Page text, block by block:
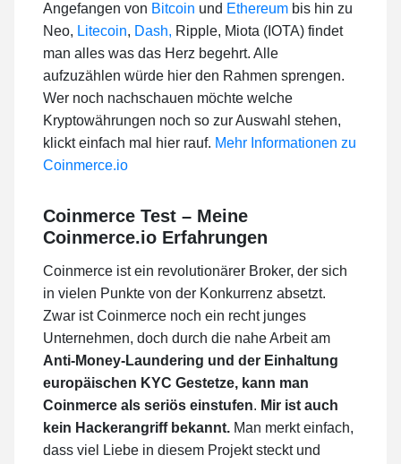
Angefangen von Bitcoin und Ethereum bis hin zu
Neo, Litecoin, Dash, Ripple, Miota (IOTA) findet
man alles was das Herz begehrt. Alle
aufzuzählen würde hier den Rahmen sprengen.
Wer noch nachschauen möchte welche
Kryptowährungen noch so zur Auswahl stehen,
klickt einfach mal hier rauf. Mehr Informationen zu
Coinmerce.io
Coinmerce Test – Meine
Coinmerce.io Erfahrungen
Coinmerce ist ein revolutionärer Broker, der sich
in vielen Punkte von der Konkurrenz absetzt.
Zwar ist Coinmerce noch ein recht junges
Unternehmen, doch durch die nahe Arbeit am
Anti-Money-Laundering und der Einhaltung
europäischen KYC Gestetze, kann man
Coinmerce als seriös einstufen. Mir ist auch
kein Hackerangriff bekannt. Man merkt einfach,
dass viel Liebe in diesem Projekt steckt und